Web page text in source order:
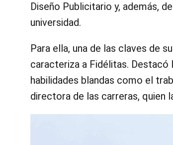
Diseño Publicitario y, además,
universidad.
Para ella, una de las claves de
caracteriza a Fidélitas.
habilidades blandas como el
directora de las carreras, quien